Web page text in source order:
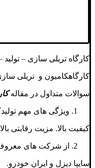
کارگاه تریلی سازی – تولید
کارگاهکامیون و تریلی سازی 3 – تریلی
سوالات متداول در مقاله
ویژگی های مهم
کیفیت بالا. مزیت رقابتی
از شرکت های
سایپا دیزل و ایران خودرو.